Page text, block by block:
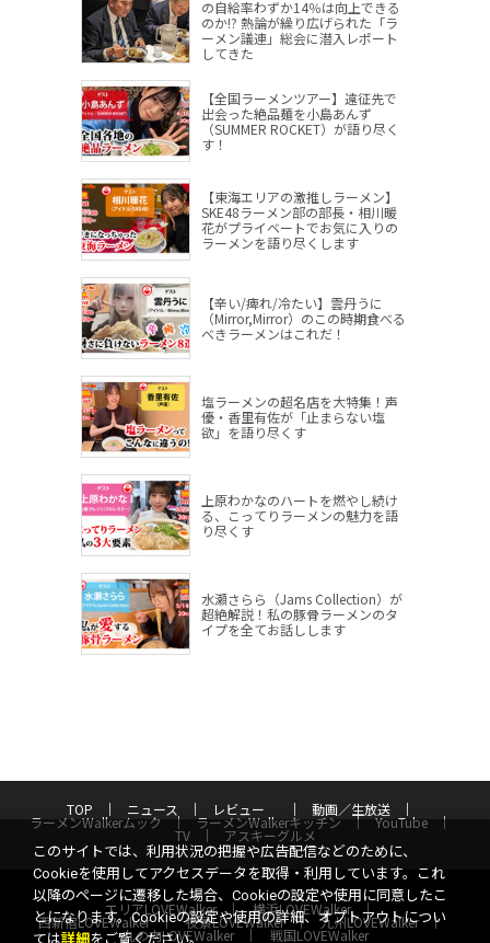
の自給率わずか14％は向上できる
のか!? 熱論が繰り広げられた「ラ
ーメン議連」総会に潜入レポート
してきた
【全国ラーメンツアー】遠征先で
出会った絶品麺を小島あんず
（SUMMER ROCKET）が語り尽く
す！
【東海エリアの激推しラーメン】
SKE48ラーメン部の部長・相川暖
花がプライベートでお気に入りの
ラーメンを語り尽くします
【辛い/痺れ/冷たい】雲丹うに
（Mirror,Mirror）のこの時期食べる
べきラーメンはこれだ！
塩ラーメンの超名店を大特集！声
優・香里有佐が「止まらない塩
欲」を語り尽くす
上原わかなのハートを燃やし続け
る、こってりラーメンの魅力を語
り尽くす
水瀬さらら（Jams Collection）が
超絶解説！私の豚骨ラーメンのタ
イプを全てお話しします
TOP ニュース レビュー 動画／生放送
ラーメンWalkerムック ラーメンWalkerキッチン YouTube
TV アスキーグルメ
エリアLOVEWalker 横浜LOVEWalker
西新宿LOVEWalker 夜景LOVEWalker 九州LOVEWalker
丸の内LOVEWalker 戦国LOVEWalker
このサイトでは、利用状況の把握や広告配信などのために、
Cookieを使用してアクセスデータを取得・利用しています。これ
以降のページに遷移した場合、Cookieの設定や使用に同意したこ
とになります。Cookieの設定や使用の詳細、オプトアウトについ
ては詳細 をご覧ください。